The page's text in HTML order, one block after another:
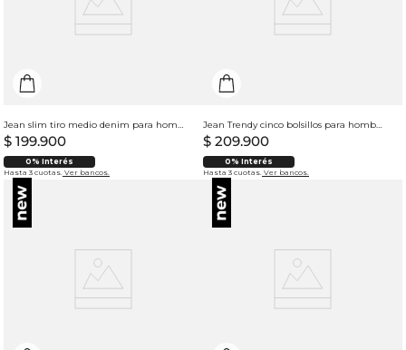
Jean slim tiro medio denim para hombre
$ 199.900
0% Interés
Hasta 3 cuotas. Ver bancos.
Jean Trendy cinco bolsillos para hombre
$ 209.900
0% Interés
Hasta 3 cuotas. Ver bancos.